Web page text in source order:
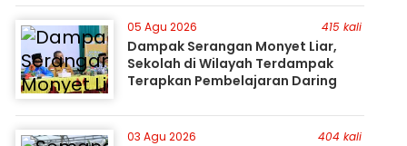
05 Agu 2026 415 kali
Dampak Serangan Monyet Liar,
Sekolah di Wilayah Terdampak
Terapkan Pembelajaran Daring
03 Agu 2026 404 kali